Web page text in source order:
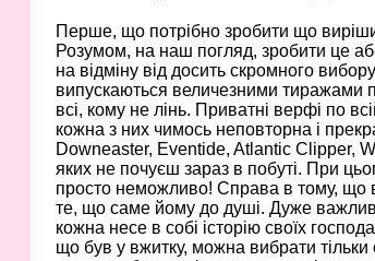
Перше, що потрібно зробити що
Розумом, на наш погляд, зробити це
на відміну від досить скромного
випускаються величезними тиражами
всі, кому не лінь. Приватні верфі по
кожна з них чимось неповторна і
Downeaster, Eventide, Atlantic Clipper,
яких не почуєш зараз в побуті. При
просто неможливо! Справа в тому, що
те, що саме йому до душі. Дуже важливо
кожна несе в собі історію своїх
що був у вжитку, можна вибрати